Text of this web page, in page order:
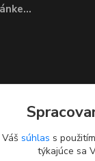
súhlas s
týkajúce sa